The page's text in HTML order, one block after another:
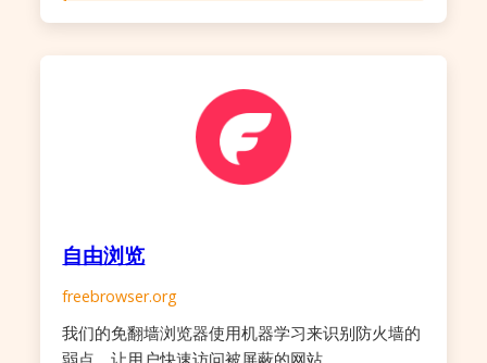
自由浏览
freebrowser.org
我们的免翻墙浏览器使用机器学习来识别防火墙的
弱点，让用户快速访问被屏蔽的网站。